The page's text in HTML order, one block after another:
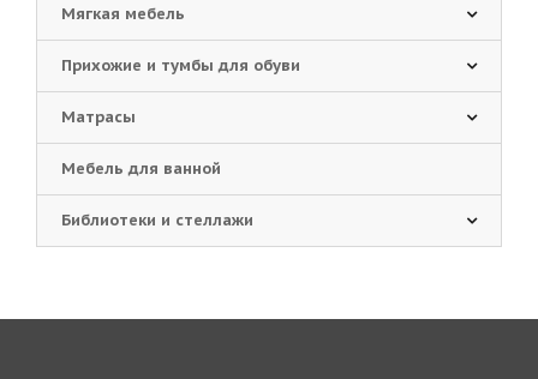
Мягкая мебель
Прихожие и тумбы для обуви
Матрасы
Мебель для ванной
Библиотеки и стеллажи